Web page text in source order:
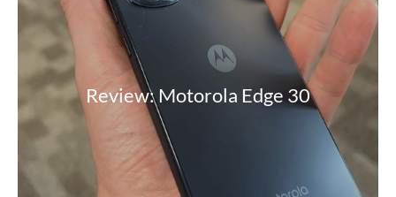
Review: Motorola Edge 30